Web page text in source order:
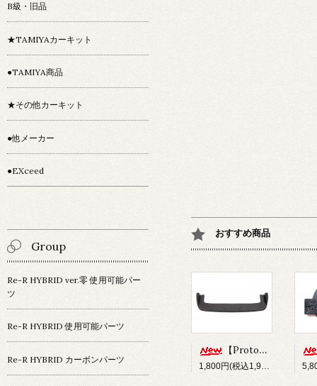
おすすめ商品
【Prototype34】フロントディフューザー
1,800円(税込1,980円)
B級・旧品
★TAMIYAカーキット
●TAMIYA商品
★その他カーキット
●他メーカー
●EXceed
Group
Re-R HYBRID ver.零 使用可能パー
ツ
Re-R HYBRID 使用可能パーツ
Re-R HYBRID カーボンパーツ